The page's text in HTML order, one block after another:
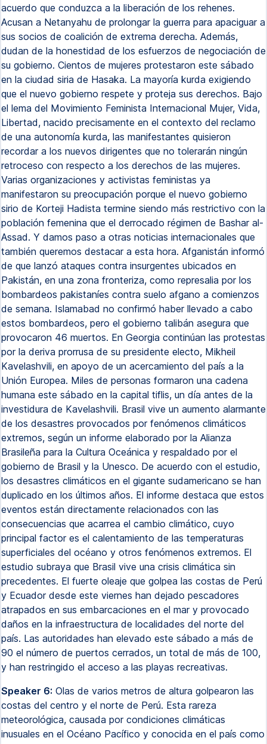
acuerdo que conduzca a la liberación de los rehenes.
Acusan a Netanyahu de prolongar la guerra para apaciguar a
sus socios de coalición de extrema derecha. Además,
dudan de la honestidad de los esfuerzos de negociación de
su gobierno. Cientos de mujeres protestaron este sábado
en la ciudad siria de Hasaka. La mayoría kurda exigiendo
que el nuevo gobierno respete y proteja sus derechos. Bajo
el lema del Movimiento Feminista Internacional Mujer, Vida,
Libertad, nacido precisamente en el contexto del reclamo
de una autonomía kurda, las manifestantes quisieron
recordar a los nuevos dirigentes que no tolerarán ningún
retroceso con respecto a los derechos de las mujeres.
Varias organizaciones y activistas feministas ya
manifestaron su preocupación porque el nuevo gobierno
sirio de Korteji Hadista termine siendo más restrictivo con la
población femenina que el derrocado régimen de Bashar al-
Assad. Y damos paso a otras noticias internacionales que
también queremos destacar a esta hora. Afganistán informó
de que lanzó ataques contra insurgentes ubicados en
Pakistán, en una zona fronteriza, como represalia por los
bombardeos pakistaníes contra suelo afgano a comienzos
de semana. Islamabad no confirmó haber llevado a cabo
estos bombardeos, pero el gobierno talibán asegura que
provocaron 46 muertos. En Georgia continúan las protestas
por la deriva prorrusa de su presidente electo, Mikheil
Kavelashvili, en apoyo de un acercamiento del país a la
Unión Europea. Miles de personas formaron una cadena
humana este sábado en la capital tiflis, un día antes de la
investidura de Kavelashvili. Brasil vive un aumento alarmante
de los desastres provocados por fenómenos climáticos
extremos, según un informe elaborado por la Alianza
Brasileña para la Cultura Oceánica y respaldado por el
gobierno de Brasil y la Unesco. De acuerdo con el estudio,
los desastres climáticos en el gigante sudamericano se han
duplicado en los últimos años. El informe destaca que estos
eventos están directamente relacionados con las
consecuencias que acarrea el cambio climático, cuyo
principal factor es el calentamiento de las temperaturas
superficiales del océano y otros fenómenos extremos. El
estudio subraya que Brasil vive una crisis climática sin
precedentes. El fuerte oleaje que golpea las costas de Perú
y Ecuador desde este viernes han dejado pescadores
atrapados en sus embarcaciones en el mar y provocado
daños en la infraestructura de localidades del norte del
país. Las autoridades han elevado este sábado a más de
90 el número de puertos cerrados, un total de más de 100,
y han restringido el acceso a las playas recreativas.
Speaker 6: Olas de varios metros de altura golpearon las
costas del centro y el norte de Perú. Esta rareza
meteorológica, causada por condiciones climáticas
inusuales en el Océano Pacífico y conocida en el país como